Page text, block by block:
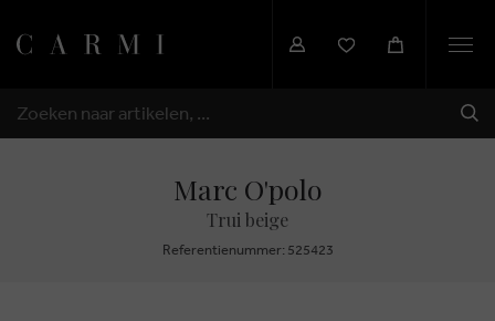
ZOEKEN
Marc O'polo
Trui beige
Referentienummer: 525423